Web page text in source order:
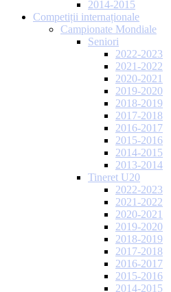
2014-2015
Competiții internaționale
Campionate Mondiale
Seniori
2022-2023
2021-2022
2020-2021
2019-2020
2018-2019
2017-2018
2016-2017
2015-2016
2014-2015
2013-2014
Tineret U20
2022-2023
2021-2022
2020-2021
2019-2020
2018-2019
2017-2018
2016-2017
2015-2016
2014-2015